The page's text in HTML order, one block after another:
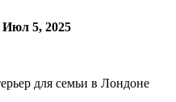
Июл 5, 2025